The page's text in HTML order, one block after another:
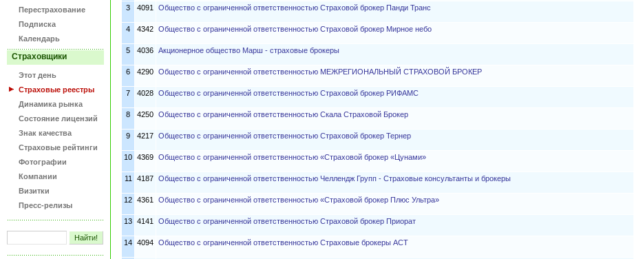
Перестрахование
Подписка
Календарь
Страховщики
Этот день
Страховые реестры
Динамика рынка
Состояние лицензий
Знак качества
Страховые рейтинги
Фотографии
Компании
Визитки
Пресс-релизы
3 4091 Общество с ограниченной ответственностью Страховой брокер Панди Транс
4 4342 Общество с ограниченной ответственностью Страховой брокер Мирное небо
5 4036 Акционерное общество Марш - страховые брокеры
6 4290 Общество с ограниченной ответственностью МЕЖРЕГИОНАЛЬНЫЙ СТРАХОВОЙ БРОКЕР
7 4028 Общество с ограниченной ответственностью Страховой брокер РИФАМС
8 4250 Общество с ограниченной ответственностью Скала Страховой Брокер
9 4217 Общество с ограниченной ответственностью Страховой брокер Тернер
10 4369 Общество с ограниченной ответственностью «Страховой брокер «Цунами»
11 4187 Общество с ограниченной ответственностью Челлендж Групп - Страховые консультанты и брокеры
12 4361 Общество с ограниченной ответственностью «Страховой брокер Плюс Ультра»
13 4141 Общество с ограниченной ответственностью Страховой брокер Приорат
14 4094 Общество с ограниченной ответственностью Страховые брокеры АСТ